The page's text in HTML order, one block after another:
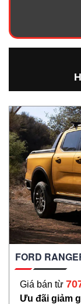
FORD
Giá bán từ
Ưu đãi giảm